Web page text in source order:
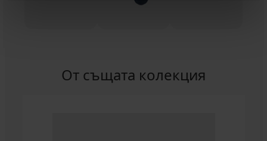
От същата колекция